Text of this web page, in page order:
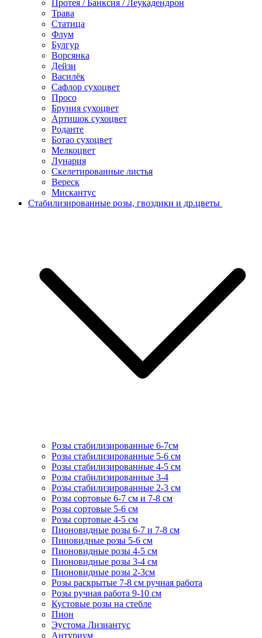
Протея / Банксия / Леукадендрон
Трава
Статица
Флум
Булгур
Ворсянка
Дейзи
Василёк
Сафлор сухоцвет
Просо
Бруния сухоцвет
Артишок сухоцвет
Роданте
Ботао сухоцвет
Мелкоцвет
Лунария
Скелетированные листья
Вереск
Мискантус
Стабилизированные розы, гвоздики и др.цветы
Розы стабилизированные 6-7см
Розы стабилизированные 5-6 см
Розы стабилизированные 4-5 см
Розы стабилизированные 3-4
Розы стабилизированные 2-3 см
Розы сортовые 6-7 см и 7-8 см
Розы сортовые 5-6 см
Розы сортовые 4-5 см
Пионовидные розы 6-7 и 7-8 см
Пиновидные розы 5-6 см
Пионовидные розы 4-5 см
Пионовидные розы 3-4 см
Пионовидные розы 2-3см
Розы раскрытые 7-8 см ручная работа
Розы ручная работа 9-10 см
Кустовые розы на стебле
Пион
Эустома Лизиантус
Антуриум